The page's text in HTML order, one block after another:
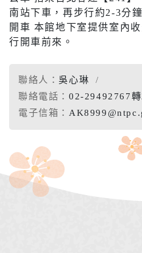
南站下車，再步行約2-3分
開車 本館地下室提供室內
行開車前來。
聯絡人：吳心琳
聯絡電話： 02-29492767
電子信箱：